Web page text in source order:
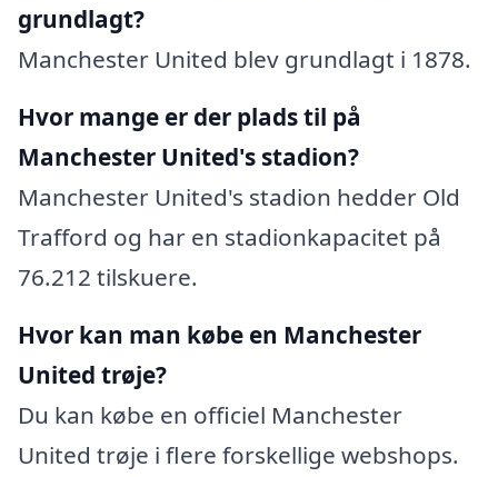
grundlagt?
Manchester United blev grundlagt i 1878.
Hvor mange er der plads til på
Manchester United's stadion?
Manchester United's stadion hedder Old
Trafford og har en stadionkapacitet på
76.212 tilskuere.
Hvor kan man købe en Manchester
United trøje?
Du kan købe en officiel Manchester
United trøje i flere forskellige webshops.